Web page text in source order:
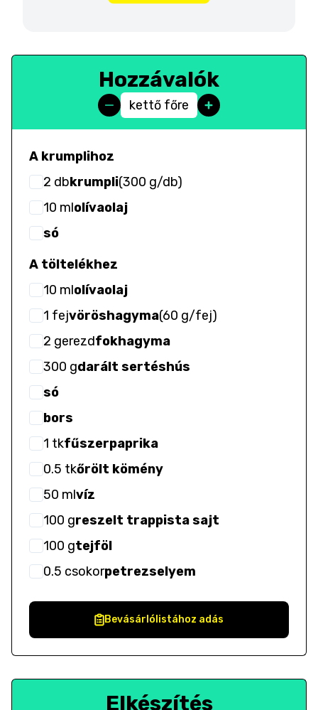
Hozzávalók
kettő főre
A krumplihoz
2 dbkrumpli(300 g/db)
10 mlolívaolaj
só
A töltelékhez
10 mlolívaolaj
1 fejvöröshagyma(60 g/fej)
2 gerezdfokhagyma
300 gdarált sertéshús
só
bors
1 tkfűszerpaprika
0.5 tkőrölt kömény
50 mlvíz
100 greszelt trappista sajt
100 gtejföl
0.5 csokorpetrezselyem
Bevásárlólistához adás
Elkészítés